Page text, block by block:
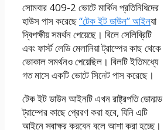
সোমবার 409-2 ভোটে মার্কিন প্রতিনিধিদের
হাউস পাস করেছে“টেক ইট ডাউন” আইনযা
দ্বিপক্ষীয় সমর্থন পেয়েছে। বিলে সেলিব্রিটি
এবং ফার্স্ট লেডি মেলানিয়া ট্রাম্পের কাছ থেকে
ভোকাল সমর্থনও পেয়েছিল। বিলটি ইতিমধ্যে
গত মাসে একটি ভোটে সিনেট পাস করেছে।
টেক ইট ডাউন আইনটি এখন রাষ্ট্রপতি ডোনাল্ড
ট্রাম্পের কাছে প্রেরণ করা হবে, যিনি এটি
আইনে স্বাক্ষর করবেন বলে আশা করা হচ্ছে।